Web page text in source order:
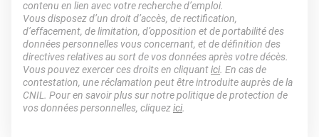
contenu en lien avec votre recherche d’emploi.
Vous disposez d’un droit d’accès, de rectification,
d’effacement, de limitation, d’opposition et de portabilité des
données personnelles vous concernant, et de définition des
directives relatives au sort de vos données après votre décès.
Vous pouvez exercer ces droits en cliquantici. En cas de
contestation, une réclamation peut être introduite auprès de la
CNIL. Pour en savoir plus sur notre politique de protection de
vos données personnelles, cliquezici.